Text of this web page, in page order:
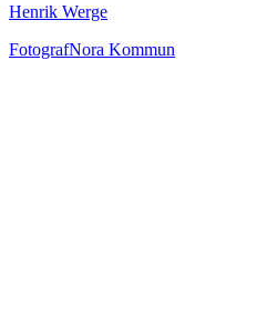
Henrik Werge
FotografNora Kommun